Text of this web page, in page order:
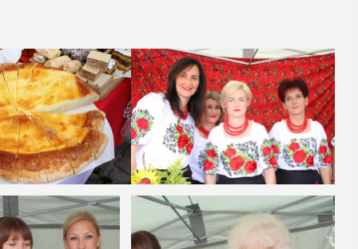
–
w Miejskiej
tomu
-
„Oddaj krew-
Uratuj życie”
W niedzielę 14 czerwca na plaży
trawiastej na myślenickim Zarabiu
odbędzie się druga edycja wydarzenia
"Oddaj krew-Uratuj życie" łączące akcję
krwiodawstwa ze zlotem samochodów
pożarniczych. Organizatorami ...